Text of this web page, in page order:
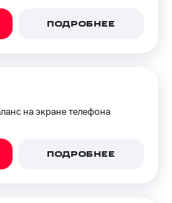
ПОДРОБНЕЕ
на экране телефона
ПОДРОБНЕЕ